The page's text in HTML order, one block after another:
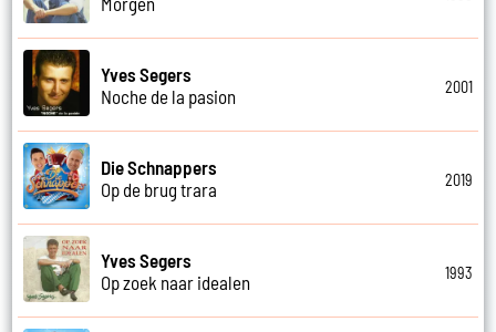
Yves Segers
Noche de la pasion
2001
Die Schnappers
Op de brug trara
2019
Yves Segers
Op zoek naar idealen
1993